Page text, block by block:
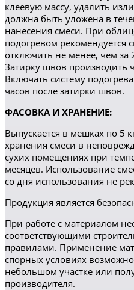
клеевую массу, удалить
должна быть уложена в
нанесения смеси. При
подогревом рекомендуется
отключить не менее, чем за
Затирку швов производить
Включать систему
часов после затирки швов.
ФАСОВКА И ХРАНЕНИЕ:
Выпускается в мешках по 5
хранения смеси в
сухих помещениях при
месяцев. Использование
со дня использования не
Продукция является
При работе с материалом
соответствующими
правилами. Применение
спорных условиях
небольшом участке или
производителя.